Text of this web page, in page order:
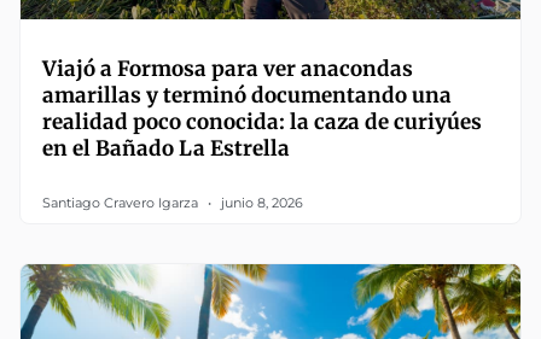
Viajó a Formosa para ver anacondas
amarillas y terminó documentando una
realidad poco conocida: la caza de curiyúes
en el Bañado La Estrella
Santiago Cravero Igarza junio 8, 2026